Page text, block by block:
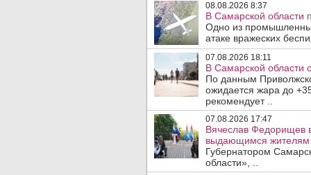
08.08.2026 8:37
В Самарской области
Одно из
атаке вражеских
07.08.2026 18:11
В Самарской области
По данным
ожидается жара до
рекомендует ..
07.08.2026 17:47
Вячеслав Федорищев
выдающимся жителям
Губернатором
области», ..